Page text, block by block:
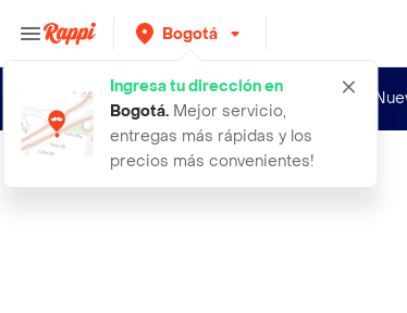
Bogotá
Ingresa tu dirección en
Bogotá. Mejor servicio,
entregas más rápidas y los
precios más convenientes!
accesorios bici acero